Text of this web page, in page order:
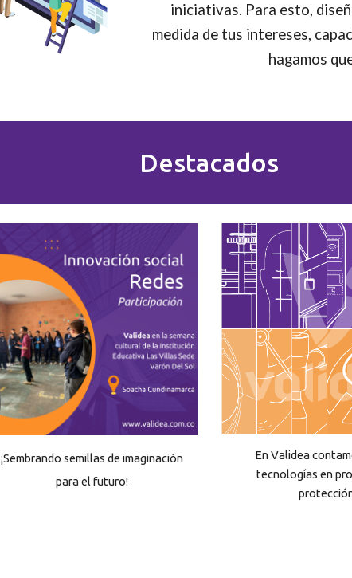
iniciativas. Para esto,
medida de tus intereses,
hagamos
Destacados
¡Sembrando semillas de imaginación
para el futuro!
En Validea
tecnologías en